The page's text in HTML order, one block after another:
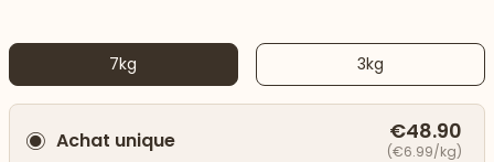
vers le bas
7kg 3kg
Achat unique €48.90
(€6.99/kg)